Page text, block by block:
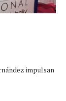
impulsan